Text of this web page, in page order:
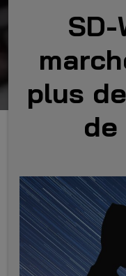
SD-
plus